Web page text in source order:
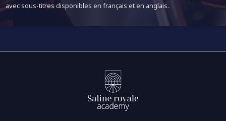
avec sous-titres disponibles en français et en anglais.